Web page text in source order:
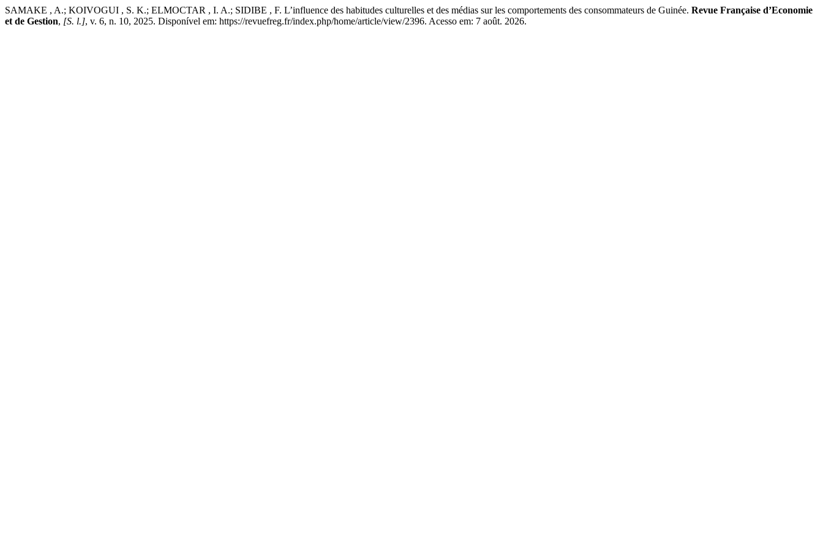
SAMAKE , A.; KOIVOGUI , S. K.; ELMOCTAR , I. A.; SIDIBE , F. L’influence des habitudes culturelles et des médias sur les comportements des consommateurs de Guinée. Revue Française d’Economie
et de Gestion, [S. l.], v. 6, n. 10, 2025. Disponível em: https://revuefreg.fr/index.php/home/article/view/2396. Acesso em: 7 août. 2026.